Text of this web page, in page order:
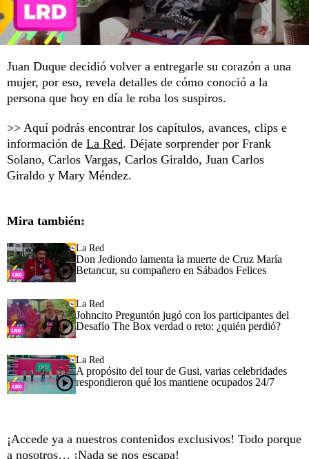
Juan Duque decidió volver a entregarle su corazón a una
mujer, por eso, revela detalles de cómo conoció a la
persona que hoy en día le roba los suspiros.
>> Aquí podrás encontrar los capítulos, avances, clips e
información de La Red. Déjate sorprender por Frank
Solano, Carlos Vargas, Carlos Giraldo, Juan Carlos
Giraldo y Mary Méndez.
Mira también:
La Red
Don Jediondo lamenta la muerte de Cruz María
Betancur, su compañero en Sábados Felices
La Red
Johncito Preguntón jugó con los participantes del
Desafío The Box verdad o reto: ¿quién perdió?
La Red
A propósito del tour de Gusi, varias celebridades
respondieron qué los mantiene ocupados 24/7
¡Accede ya a nuestros contenidos exclusivos! Todo porque
a nosotros… ¡Nada se nos escapa!